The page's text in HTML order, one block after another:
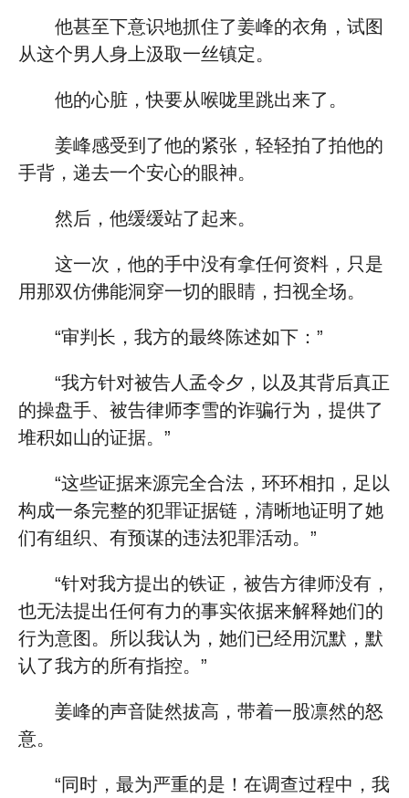
他甚至下意识地抓住了姜峰的衣角，试图
从这个男人身上汲取一丝镇定。
他的心脏，快要从喉咙里跳出来了。
姜峰感受到了他的紧张，轻轻拍了拍他的
手背，递去一个安心的眼神。
然后，他缓缓站了起来。
这一次，他的手中没有拿任何资料，只是
用那双仿佛能洞穿一切的眼睛，扫视全场。
“审判长，我方的最终陈述如下：”
“我方针对被告人孟令夕，以及其背后真正
的操盘手、被告律师李雪的诈骗行为，提供了
堆积如山的证据。”
“这些证据来源完全合法，环环相扣，足以
构成一条完整的犯罪证据链，清晰地证明了她
们有组织、有预谋的违法犯罪活动。”
“针对我方提出的铁证，被告方律师没有，
也无法提出任何有力的事实依据来解释她们的
行为意图。所以我认为，她们已经用沉默，默
认了我方的所有指控。”
姜峰的声音陡然拔高，带着一股凛然的怒
意。
“同时，最为严重的是！在调查过程中，我